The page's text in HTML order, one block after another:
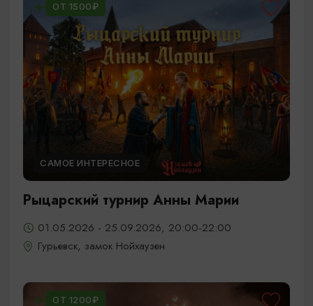
ОТ 1500₽
САМОЕ ИНТЕРЕСНОЕ
Рыцарский турнир Анны Марии
01.05.2026 - 25.09.2026, 20:00-22:00
Гурьевск, замок Нойхаузен
ОТ 1200₽